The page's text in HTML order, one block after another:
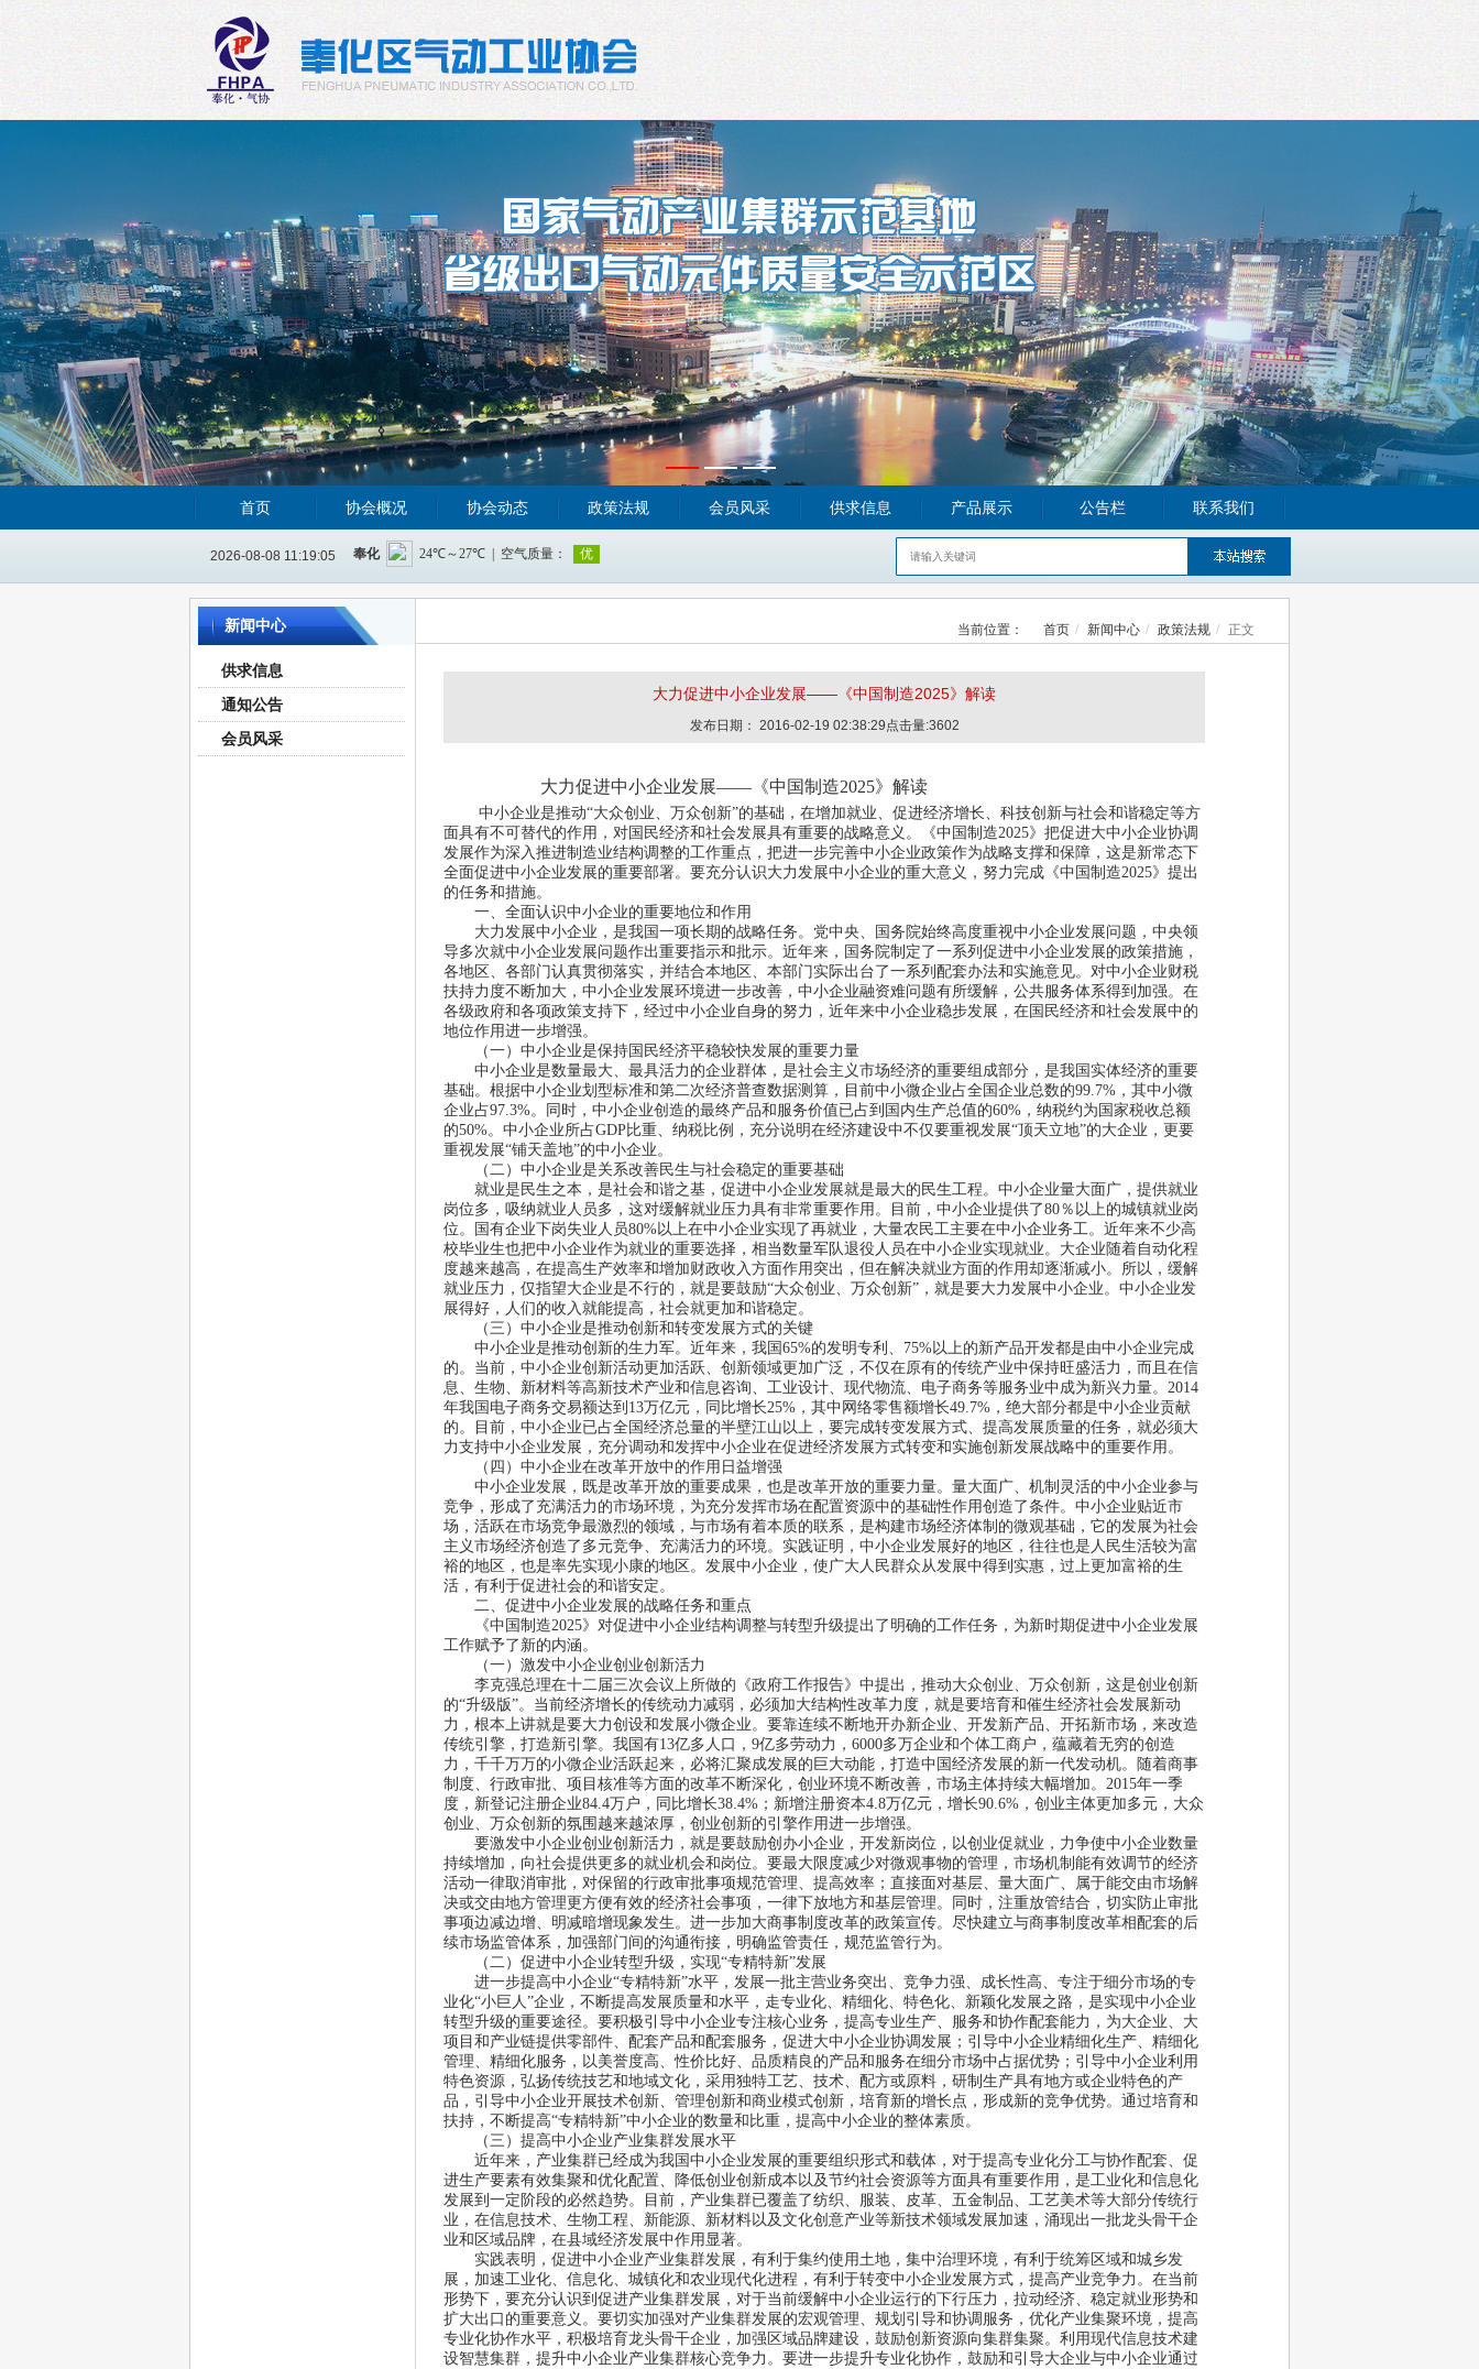
首页 协会概况 协会动态 政策法规 会员风采 供求信息 产品展示 公告栏 联系我们
2026-08-08 11:19:06
新闻中心
供求信息
通知公告
会员风采
当前位置： 首页 新闻中心 政策法规 正文
大力促进中小企业发展——《中国制造2025》解读
发布日期： 2016-02-19 02:38:29点击量:3602
大力促进中小企业发展——《中国制造2025》解读
中小企业是推动“大众创业、万众创新”的基础，在增加就业、促进经济增长、科技创新与社会和谐稳定等方
面具有不可替代的作用，对国民经济和社会发展具有重要的战略意义。《中国制造2025》把促进大中小企业协调
发展作为深入推进制造业结构调整的工作重点，把进一步完善中小企业政策作为战略支撑和保障，这是新常态下
全面促进中小企业发展的重要部署。要充分认识大力发展中小企业的重大意义，努力完成《中国制造2025》提出
的任务和措施。
一、全面认识中小企业的重要地位和作用
大力发展中小企业，是我国一项长期的战略任务。党中央、国务院始终高度重视中小企业发展问题，中央领
导多次就中小企业发展问题作出重要指示和批示。近年来，国务院制定了一系列促进中小企业发展的政策措施，
各地区、各部门认真贯彻落实，并结合本地区、本部门实际出台了一系列配套办法和实施意见。对中小企业财税
扶持力度不断加大，中小企业发展环境进一步改善，中小企业融资难问题有所缓解，公共服务体系得到加强。在
各级政府和各项政策支持下，经过中小企业自身的努力，近年来中小企业稳步发展，在国民经济和社会发展中的
地位作用进一步增强。
（一）中小企业是保持国民经济平稳较快发展的重要力量
中小企业是数量最大、最具活力的企业群体，是社会主义市场经济的重要组成部分，是我国实体经济的重要
基础。根据中小企业划型标准和第二次经济普查数据测算，目前中小微企业占全国企业总数的99.7% ，其中小微
企业占97.3%。同时，中小企业创造的最终产品和服务价值已占到国内生产总值的60% ，纳税约为国家税收总额
的50%。中小企业所占GDP比重、纳税比例，充分说明在经济建设中不仅要重视发展“顶天立地”的大企业，更要
重视发展“铺天盖地”的中小企业。
（二）中小企业是关系改善民生与社会稳定的重要基础
就业是民生之本，是社会和谐之基，促进中小企业发展就是最大的民生工程。中小企业量大面广，提供就业
岗位多，吸纳就业人员多，这对缓解就业压力具有非常重要作用。目前，中小企业提供了80％以上的城镇就业岗
位。国有企业下岗失业人员80%以上在中小企业实现了再就业，大量农民工主要在中小企业务工。近年来不少高
校毕业生也把中小企业作为就业的重要选择，相当数量军队退役人员在中小企业实现就业。大企业随着自动化程
度越来越高，在提高生产效率和增加财政收入方面作用突出，但在解决就业方面的作用却逐渐减小。所以，缓解
就业压力，仅指望大企业是不行的，就是要鼓励“大众创业、万众创新” ，就是要大力发展中小企业。中小企业发
展得好，人们的收入就能提高，社会就更加和谐稳定。
（三）中小企业是推动创新和转变发展方式的关键
中小企业是推动创新的生力军。近年来，我国65%的发明专利、 75%以上的新产品开发都是由中小企业完成
的。当前，中小企业创新活动更加活跃、创新领域更加广泛，不仅在原有的传统产业中保持旺盛活力，而且在信
息、生物、新材料等高新技术产业和信息咨询、工业设计、现代物流、电子商务等服务业中成为新兴力量。 2014
年我国电子商务交易额达到 13万亿元，同比增长25% ，其中网络零售额增长49.7% ，绝大部分都是中小企业贡献
的。目前，中小企业已占全国经济总量的半壁江山以上，要完成转变发展方式、提高发展质量的任务，就必须大
力支持中小企业发展，充分调动和发挥中小企业在促进经济发展方式转变和实施创新发展战略中的重要作用。
（四）中小企业在改革开放中的作用日益增强
中小企业发展，既是改革开放的重要成果，也是改革开放的重要力量。量大面广、机制灵活的中小企业参与
竞争，形成了充满活力的市场环境，为充分发挥市场在配置资源中的基础性作用创造了条件。中小企业贴近市
场，活跃在市场竞争最激烈的领域，与市场有着本质的联系，是构建市场经济体制的微观基础，它的发展为社会
主义市场经济创造了多元竞争、充满活力的环境。实践证明，中小企业发展好的地区，往往也是人民生活较为富
裕的地区，也是率先实现小康的地区。发展中小企业，使广大人民群众从发展中得到实惠，过上更加富裕的生
活，有利于促进社会的和谐安定。
二、促进中小企业发展的战略任务和重点
《中国制造2025》对促进中小企业结构调整与转型升级提出了明确的工作任务，为新时期促进中小企业发展
工作赋予了新的内涵。
（一）激发中小企业创业创新活力
李克强总理在十二届三次会议上所做的《政府工作报告》中提出，推动大众创业、万众创新，这是创业创新
的“升级版”。当前经济增长的传统动力减弱，必须加大结构性改革力度，就是要培育和催生经济社会发展新动
力，根本上讲就是要大力创设和发展小微企业。要靠连续不断地开办新企业、开发新产品、开拓新市场，来改造
传统引擎，打造新引擎。我国有13亿多人口， 9亿多劳动力， 6000多万企业和个体工商户，蕴藏着无穷的创造
力，千千万万的小微企业活跃起来，必将汇聚成发展的巨大动能，打造中国经济发展的新一代发动机。随着商事
制度、行政审批、项目核准等方面的改革不断深化，创业环境不断改善，市场主体持续大幅增加。 2015年一季
度，新登记注册企业84.4万户，同比增长38.4% ；新增注册资本4.8万亿元，增长90.6% ，创业主体更加多元，大众
创业、万众创新的氛围越来越浓厚，创业创新的引擎作用进一步增强。
要激发中小企业创业创新活力，就是要鼓励创办小企业，开发新岗位，以创业促就业，力争使中小企业数量
持续增加，向社会提供更多的就业机会和岗位。要最大限度减少对微观事物的管理，市场机制能有效调节的经济
活动一律取消审批，对保留的行政审批事项规范管理、提高效率；直接面对基层、量大面广、属于能交由市场解
决或交由地方管理更方便有效的经济社会事项，一律下放地方和基层管理。同时，注重放管结合，切实防止审批
事项边减边增、明减暗增现象发生。进一步加大商事制度改革的政策宣传。尽快建立与商事制度改革相配套的后
续市场监管体系，加强部门间的沟通衔接，明确监管责任，规范监管行为。
（二）促进中小企业转型升级，实现“专精特新”发展
进一步提高中小企业“专精特新”水平，发展一批主营业务突出、竞争力强、成长性高、专注于细分市场的专
业化“小巨人”企业，不断提高发展质量和水平，走专业化、精细化、特色化、新颖化发展之路，是实现中小企业
转型升级的重要途径。要积极引导中小企业专注核心业务，提高专业生产、服务和协作配套能力，为大企业、大
项目和产业链提供零部件、配套产品和配套服务，促进大中小企业协调发展；引导中小企业精细化生产、精细化
管理、精细化服务，以美誉度高、性价比好、品质精良的产品和服务在细分市场中占据优势；引导中小企业利用
特色资源，弘扬传统技艺和地域文化，采用独特工艺、技术、配方或原料，研制生产具有地方或企业特色的产
品，引导中小企业开展技术创新、管理创新和商业模式创新，培育新的增长点，形成新的竞争优势。通过培育和
扶持，不断提高“专精特新”中小企业的数量和比重，提高中小企业的整体素质。
（三）提高中小企业产业集群发展水平
近年来，产业集群已经成为我国中小企业发展的重要组织形式和载体，对于提高专业化分工与协作配套、促
进生产要素有效集聚和优化配置、降低创业创新成本以及节约社会资源等方面具有重要作用，是工业化和信息化
发展到一定阶段的必然趋势。目前，产业集群已覆盖了纺织、服装、皮革、五金制品、工艺美术等大部分传统行
业，在信息技术、生物工程、新能源、新材料以及文化创意产业等新技术领域发展加速，涌现出一批龙头骨干企
业和区域品牌，在县域经济发展中作用显著。
实践表明，促进中小企业产业集群发展，有利于集约使用土地，集中治理环境，有利于统筹区域和城乡发
展，加速工业化、信息化、城镇化和农业现代化进程，有利于转变中小企业发展方式，提高产业竞争力。在当前
形势下，要充分认识到促进产业集群发展，对于当前缓解中小企业运行的下行压力，拉动经济、稳定就业形势和
扩大出口的重要意义。要切实加强对产业集群发展的宏观管理、规划引导和协调服务，优化产业集聚环境，提高
专业化协作水平，积极培育龙头骨干企业，加强区域品牌建设，鼓励创新资源向集群集聚。利用现代信息技术建
设智慧集群，提升中小企业产业集群核心竞争力。要进一步提升专业化协作，鼓励和引导大企业与中小企业通过